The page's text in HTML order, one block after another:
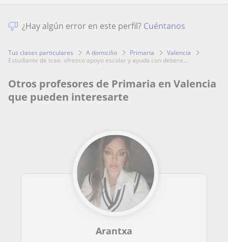
¿Hay algún error en este perfil? Cuéntanos
Tus clases particulares A domicilio Primaria
Valencia
estudiante de tcae. ofrezco apoyo escolar y ayuda con debere...
Otros profesores de Primaria en Valencia
que pueden interesarte
Arantxa